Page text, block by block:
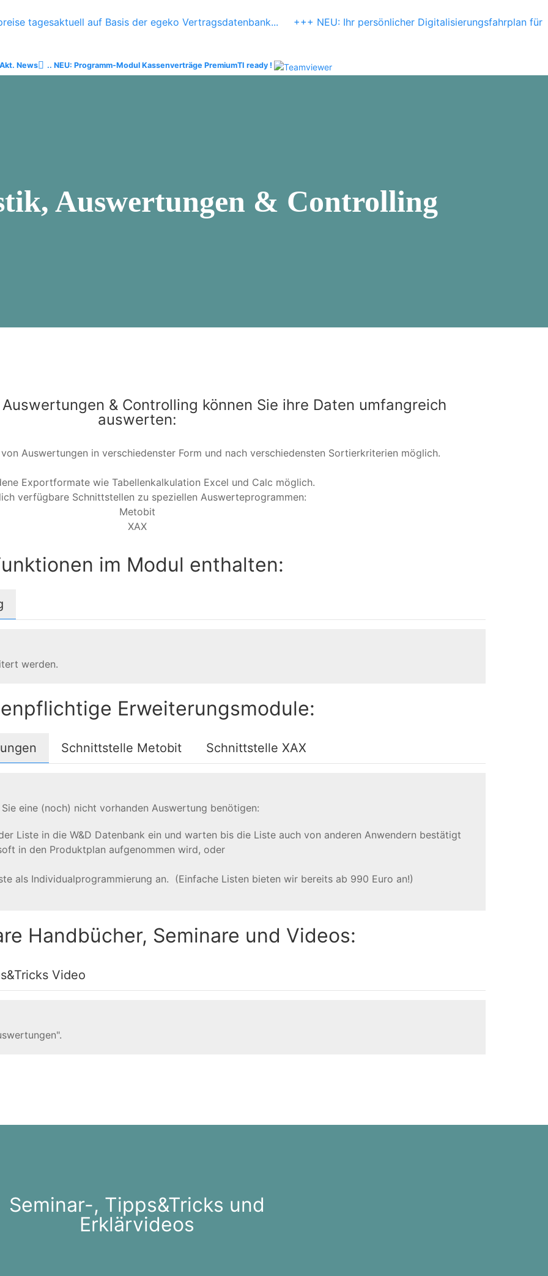
tagesaktuell auf Basis der egeko Vertragsdatenbank... +++ NEU: Ihr persönlicher Digitalisierungsfahrplan für
Akt. News .. NEU: Programm-Modul Kassenverträge PremiumTI ready !
Auswertungen & Controlling
& Controlling können Sie ihre Daten umfangreich
auswerten:
Auswertungen in verschiedenster Form und nach verschiedensten Sortierkriterien möglich.
Exportformate wie Tabellenkalkulation Excel und Calc möglich.
verfügbare Schnittstellen zu speziellen Auswerteprogrammen:
Metobit
XAX
im Modul enthalten:
werden.
Erweiterungsmodule:
Schnittstelle Metobit Schnittstelle XAX
eine (noch) nicht vorhanden Auswertung benötigen:
Liste in die W&D Datenbank ein und warten bis die Liste auch von anderen Anwendern bestätigt
in den Produktplan aufgenommen wird, oder
als Individualprogrammierung an. (Einfache Listen bieten wir bereits ab 990 Euro an!)
Handbücher, Seminare und Videos:
Video
Seminar-, Tipps&Tricks und
Erklärvideos